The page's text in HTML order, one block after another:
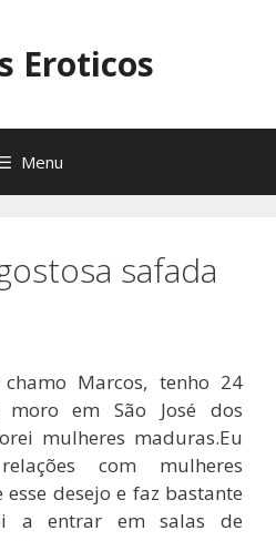
Eroticos
Menu
safada
Marcos, tenho 24
moro em São José dos
mulheres maduras.Eu
com mulheres
desejo e faz bastante
a entrar em salas de